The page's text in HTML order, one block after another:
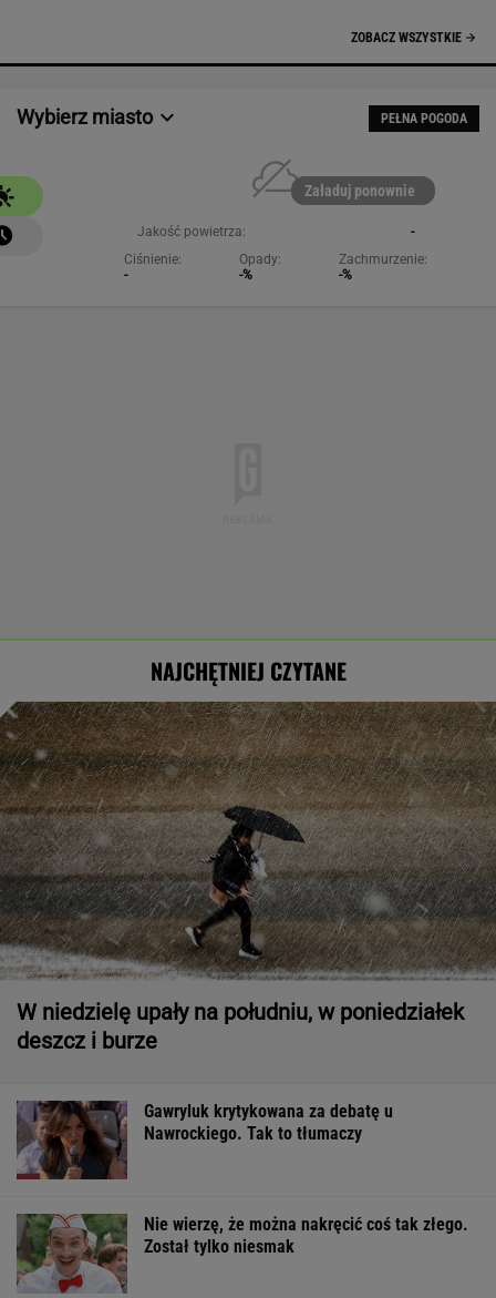
ZOBACZ WSZYSTKIE
Wybierz miasto PEŁNA POGODA
Załaduj ponownie
Jakość powietrza:
-
Ciśnienie:
-
Opady:
-%
Zachmurzenie:
-%
NAJCHĘTNIEJ CZYTANE
W niedzielę upały na południu, w poniedziałek
deszcz i burze
Gawryluk krytykowana za debatę u
Nawrockiego. Tak to tłumaczy
Nie wierzę, że można nakręcić coś tak złego.
Został tylko niesmak